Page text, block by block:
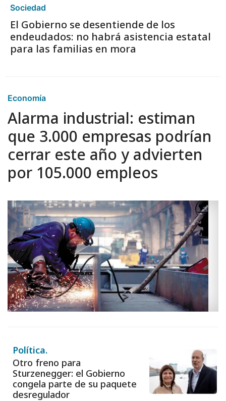
Sociedad
El Gobierno se desentiende de los
endeudados: no habrá asistencia estatal
para las familias en mora
Economía
Alarma industrial: estiman
que 3.000 empresas podrían
cerrar este año y advierten
por 105.000 empleos
Política.
Otro freno para
Sturzenegger: el Gobierno
congela parte de su paquete
desregulador